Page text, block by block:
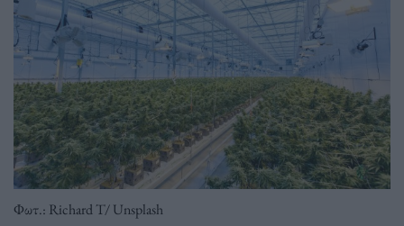
Φωτ.: Richard T/ Unsplash